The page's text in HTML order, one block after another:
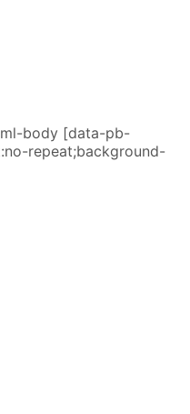
body [data-pb-
repeat;background-